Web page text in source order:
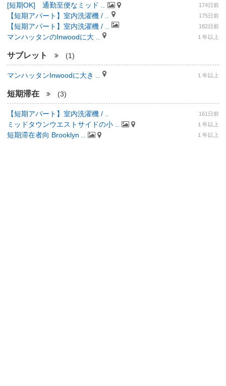
[短期OK] 通勤至便なミッド .. 174日前
【短期アパート】室内洗濯機 / .. 175日前
【短期アパート】室内洗濯機 / .. 182日前
マンハッタンのInwoodに大 .. １年以上
サブレット (1)
マンハッタンInwoodに大き .. １年以上
短期滞在 (3)
【短期アパート】室内洗濯機 / .. 161日前
ミッドタウンウエストサイドの小 .. １年以上
短期滞在者向 Brooklyn .. １年以上